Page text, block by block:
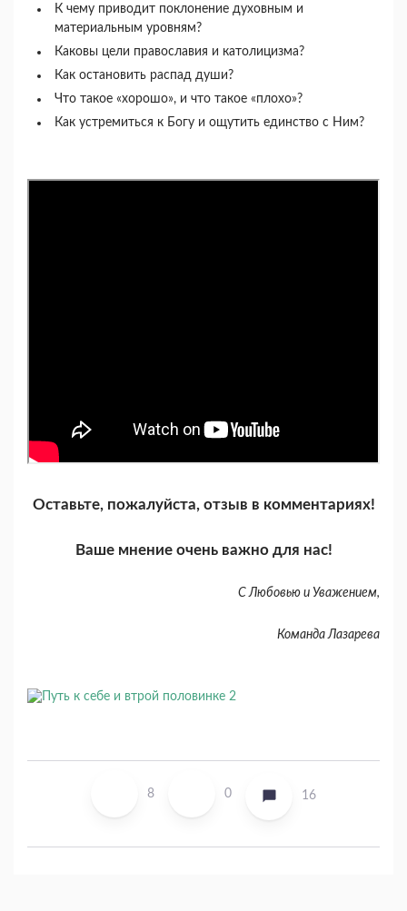
К чему приводит поклонение духовным и
материальным уровням?
Каковы цели православия и католицизма?
Как остановить распад души?
Что такое «хорошо», и что такое «плохо»?
Как устремиться к Богу и ощутить единство с Ним?
Оставьте, пожалуйста, отзыв в комментариях!
Ваше мнение очень важно для нас!
С Любовью и Уважением,
Команда Лазарева
8 0 16